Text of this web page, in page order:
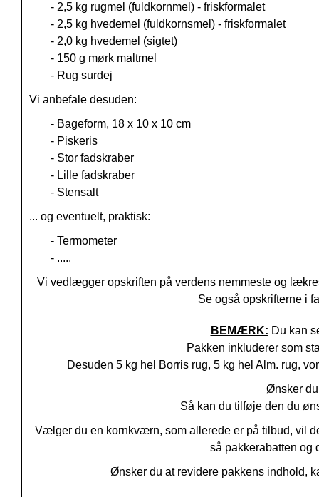
- 2,5 kg rugmel (fuldkornmel) - friskformalet
- 2,5 kg hvedemel (fuldkornsmel) - friskformalet
- 2,0 kg hvedemel (sigtet)
- 150 g mørk maltmel
- Rug surdej
Vi anbefale desuden:
- Bageform, 18 x 10 x 10 cm
- Piskeris
- Stor fadskraber
- Lille fadskraber
- Stensalt
... og eventuelt, praktisk:
- Termometer
- .....
Vi vedlægger opskriften på verdens nemmeste og
Se også opskrifterne i
BEMÆRK: Du kan
Pakken inkluderer som
Desuden 5 kg hel Borris rug, 5 kg hel Alm. rug,
Ønsker
Så kan du tilføje den du
Vælger du en kornkværn, som allerede er på tilbud, vil
så pakkerabatten og
Ønsker du at revidere pakkens indhold,